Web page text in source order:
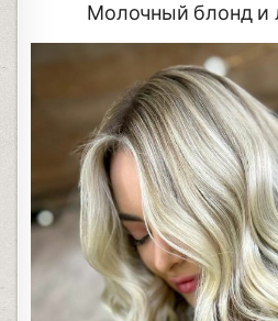
Молочный блонд и